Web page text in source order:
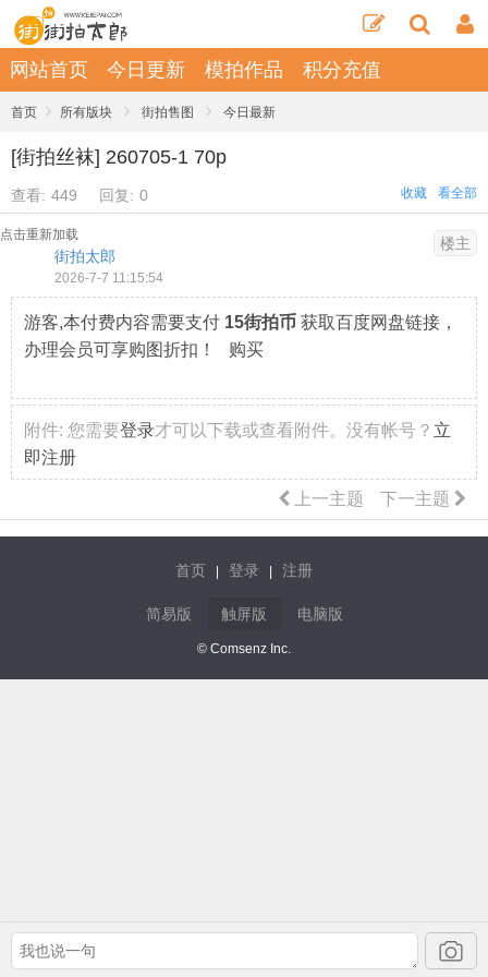
网站首页 今日更新 模拍作品 积分充值
首页 › 所有版块 › 街拍售图 › 今日最新
[街拍丝袜] 260705-1 70p
查看: 449 回复: 0 看全部
收藏
点击重新加载
街拍太郎
2026-7-7 11:15:54
楼主
游客,本付费内容需要支付 15街拍币 获取百度网盘链接，
办理会员可享购图折扣！ 购买
附件: 您需要登录才可以下载或查看附件。没有帐号？ 立
即注册
下一主题
上一主题
首页 登录 注册
简易版 触屏版 电脑版
© Comsenz Inc.